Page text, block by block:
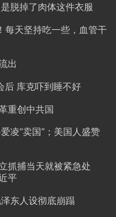
脱掉了肉体这件衣服
每天坚持吃一些，血管干
出
后 库克吓到睡不好
重创中共国
凌“卖国”；美国人盛赞
抓捕当天就被紧急处
平
东人设彻底崩蹋